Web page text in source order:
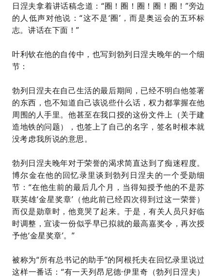
日涅夫拿着讲话稿念道：“圈！圈！圈！圈！圈！”旁边
的人低声对他说：“这不是‘圈’，而是奥运会的五环标
志。讲话在下面！”
叶利钦在他的自传中，也写到勃列日涅夫晚年的一个细
节：
勃列日涅夫在自己生活的最后期间，已经不明白他签署
的东西，也不知道自己该说些什么话，权力都掌握在他
周围的人手里。他甚至在我口授的这份文件上 （关于建
造地铁的问题）， 也签上了自己的名字，签名时根本就
没考虑我所说的意思。
勃列日涅夫晚年对于荣誉的渴求简直达到了痴迷程度。
博尔金在他的回忆录里谈到勃列日涅夫的一个受勋细
节：“在他生前的最后几个月，当得知授予他的不是苏
联英雄‘金星奖章’ （他此前已经四次得到过这一荣誉）
而仅是勋章时，他竟哭了起来。于是，有关人员只好临
时调整，宣读一份似乎早已拟就的最高嘉奖令，再次授
予他‘金星奖章’。”
被称为“所有总书记的助手”的阿根托夫在回忆录里说过
这样一番话：“有一天列昂尼德·伊里奇 （勃列日涅夫）